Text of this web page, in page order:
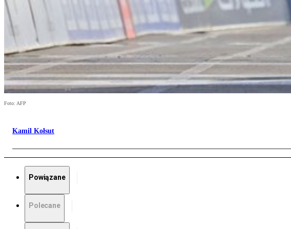
Foto: AFP
Kamil Kołsut
Powiązane
Polecane